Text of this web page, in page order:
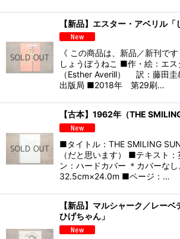
【新品】エスター・アベリル「
《 この商品は、新品／新刊で
しょうぼうねこ ■作・絵：エ
（Esther Averill） 訳：藤田
出版局 ■2018年 第29刷…
【古本】1962年（THE
■タイトル：THE SMILING
（だと思います） ■テキスト
ン：ハードカバー ＊カバーな
32.5cm×24.0m ■ページ：…
【新品】マルシャーク／レー
ひげちゃん」